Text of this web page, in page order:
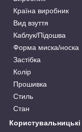
Країна виробник
Вид взуття
Каблук/Підошва
Форма миска/носка
Застібка
Колір
Прошивка
Стиль
Стан